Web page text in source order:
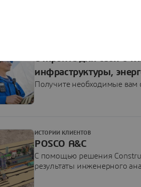
инфраструктуры,
Получите необходимые вам
POSCO A&C
С помощью решения
результаты инженерного
ИСТОРИИ КЛИЕНТОВ